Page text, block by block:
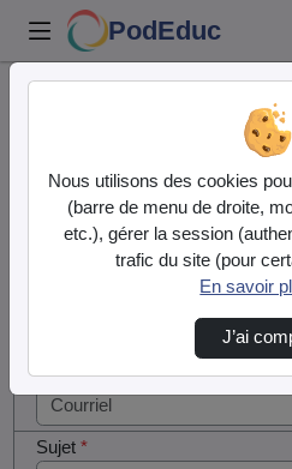
PodEduc
Contactez nous
Votre message
Courriel*
Sujet*
si vous
êtes un
humain en
Nous utilisons des cookies
(barre de menu de droite,
etc.), gérer la session
trafic du site (pour
En savoir
J’ai